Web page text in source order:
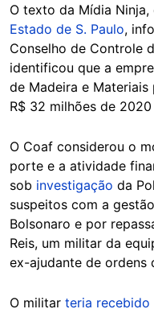
O texto da Mídia
Estado de S. Paulo,
Conselho de Controle
identificou que a
de Madeira e
R$ 32 milhões de
O Coaf considerou o
porte e a atividade
sob investigação da
suspeitos com a
Bolsonaro e por
Reis, um militar da
ex-ajudante de ordens
O militar teria recebido